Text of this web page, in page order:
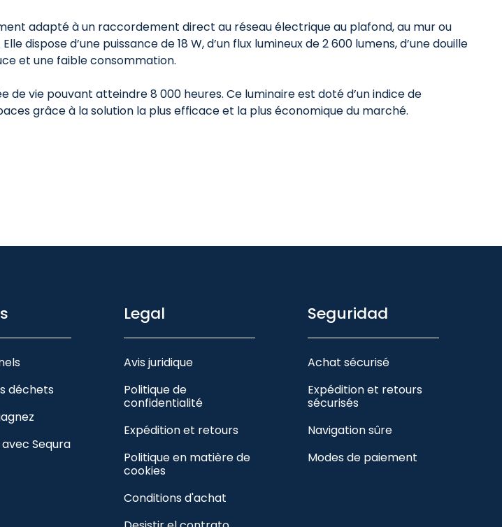
adapté à un raccordement direct au réseau électrique au plafond, au mur ou
dispose d’une puissance de 18 W, d’un flux lumineux de 2 600 lumens, d’une douille
et une faible consommation.
vie pouvant atteindre 8 000 heures. Ce luminaire est doté d’un indice de
grâce à la solution la plus efficace et la plus économique du marché.
déchets
Sequra
Legal
Avis juridique
Politique de
confidentialité
Expédition et retours
Politique en matière de
cookies
Conditions d'achat
Seguridad
Achat sécurisé
Expédition et retours
sécurisés
Navigation sûre
Modes de paiement